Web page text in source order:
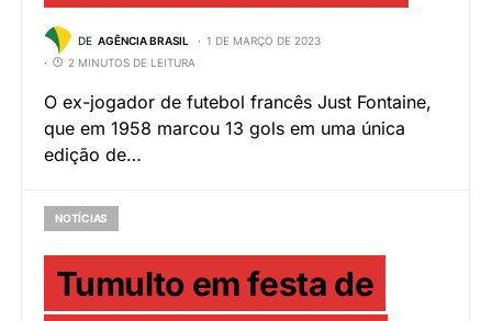
DE AGÊNCIA BRASIL
1 DE MARÇO DE 2023
2 MINUTOS DE LEITURA
O ex-jogador de futebol francês Just Fontaine,
que em 1958 marcou 13 gols em uma única
edição de…
NOTÍCIAS
Tumulto em festa de